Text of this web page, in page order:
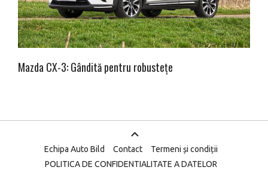
Mazda CX-3: Gândită pentru robustețe
Echipa Auto Bild Contact
Termeni și condiții
POLITICA DE CONFIDENTIALITATE A DATELOR